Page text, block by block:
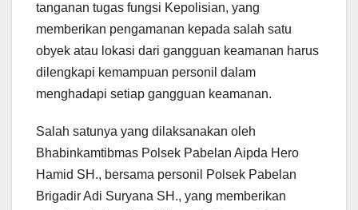
tanganan tugas fungsi Kepolisian, yang
memberikan pengamanan kepada salah satu
obyek atau lokasi dari gangguan keamanan harus
dilengkapi kemampuan personil dalam
menghadapi setiap gangguan keamanan.
Salah satunya yang dilaksanakan oleh
Bhabinkamtibmas Polsek Pabelan Aipda Hero
Hamid SH., bersama personil Polsek Pabelan
Brigadir Adi Suryana SH., yang memberikan